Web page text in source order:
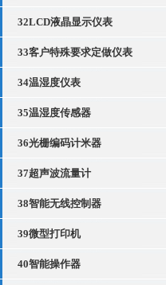
32LCD液晶显示仪表
33客户特殊要求定做仪表
34温湿度仪表
35温湿度传感器
36光栅编码计米器
37超声波流量计
38智能无线控制器
39微型打印机
40智能操作器